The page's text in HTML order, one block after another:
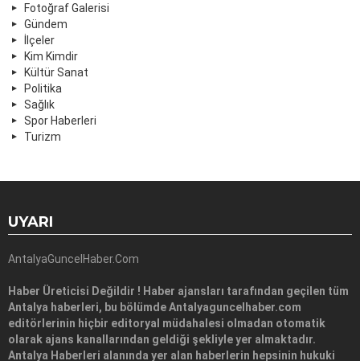
Fotoğraf Galerisi
Gündem
İlçeler
Kim Kimdir
Kültür Sanat
Politika
Sağlık
Spor Haberleri
Turizm
UYARI
AntalyaGuncelHaber.Com
Haber Üreticisi Değildir ! Haber ajansları tarafından geçilen tüm
Antalya haberleri, bu bölümde Antalyaguncelhaber.com
editörlerinin hiçbir editoryal müdahalesi olmadan otomatik
olarak ajans kanallarından geldiği şekliyle yer almaktadır.
Antalya Haberleri alanında yer alan haberlerin hepsinin hukuki